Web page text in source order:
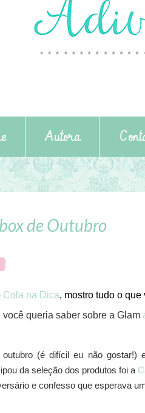
Autora
de Outubro
Cola na Dica, mostro tudo o
queria saber sobre a Glam
(é difícil eu não gostar!)
da seleção dos produtos foi a
e confesso que esperava